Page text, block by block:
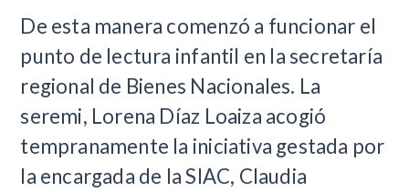
De esta manera comenzó a funcionar el
punto de lectura infantil en la secretaría
regional de Bienes Nacionales. La
seremi, Lorena Díaz Loaiza acogió
tempranamente la iniciativa gestada por
la encargada de la SIAC, Claudia